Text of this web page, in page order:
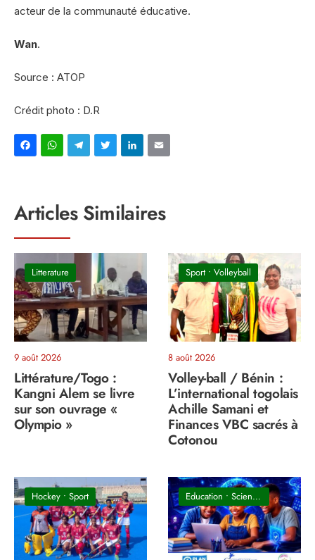
acteur de la communauté éducative.
Wan.
Source : ATOP
Crédit photo : D.R
Facebook
WhatsApp
Telegram
Twitter
LinkedIn
Articles Similaires
Litterature
9 août 2026
Littérature/Togo :
Kangni Alem se livre
sur son ouvrage «
Olympio »
Sport • Volleyball
8 août 2026
Volley-ball / Bénin :
L’international togolais
Achille Samani et
Finances VBC sacrés à
Cotonou
Hockey • Sport Education • Sciences & Technologie